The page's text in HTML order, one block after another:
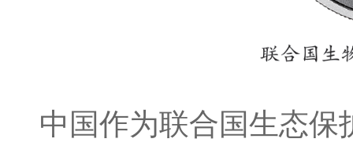
中国作为联合国生态